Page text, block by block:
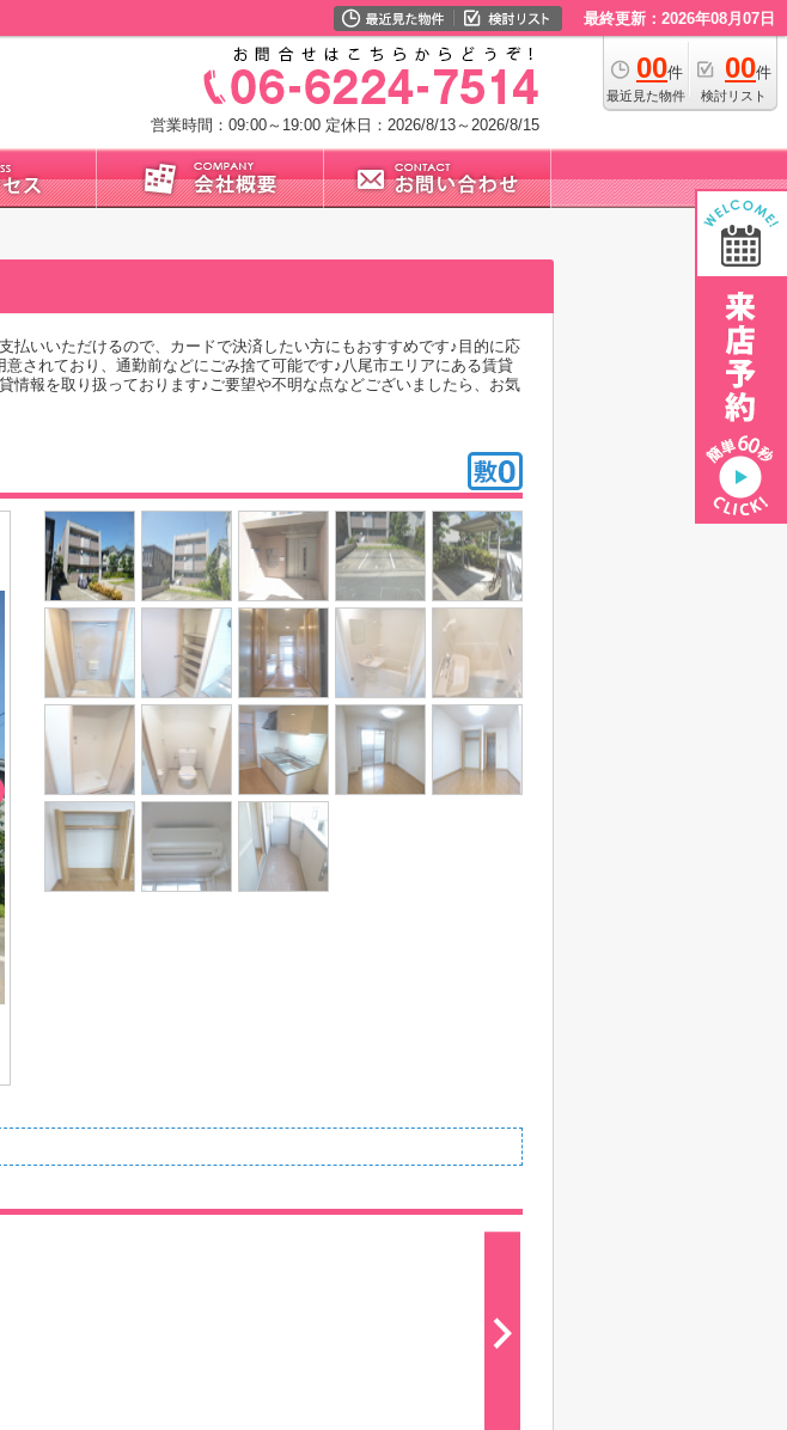
最終更新：2026年08月07日
00件
最近見た物件
00件
検討リスト
営業時間：09:00～19:00 定休日：2026/8/13～2026/8/15
いいただけるので、カードで決済したい方にもおすすめです♪目的に応
されており、通勤前などにごみ捨て可能です♪八尾市エリアにある賃貸
報を取り扱っております♪ご要望や不明な点などございましたら、お気